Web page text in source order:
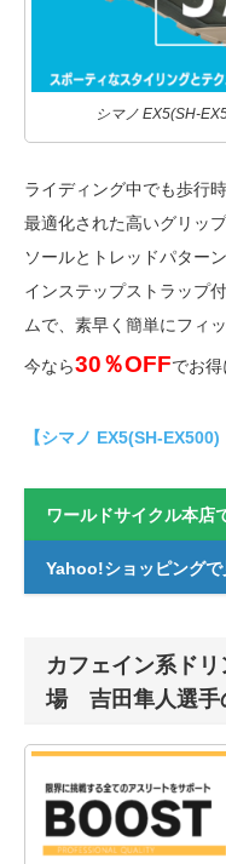
シマノ EX5(SH-
ライディング中でも歩行
最適化された高いグリッ
ソールとトレッドパターン
インステップストラップ
ムで、素早く簡単にフィ
今なら30％OFFでお得
【シマノ EX5(SH-
ワールドサイクル本店
Yahoo!ショッピングで
カフェイン系ド
場 吉田隼人選手